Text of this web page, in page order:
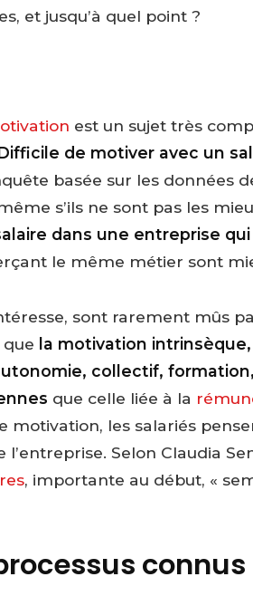
et jusqu’à quel point ?
est un sujet très
de motiver avec un
basée sur les données
s’ils ne sont pas les
dans une entreprise
le même métier sont
sont rarement mûs
la motivation
collectif,
que celle liée à la
motivation, les salariés
Selon Claudia
, importante au début, «
connus